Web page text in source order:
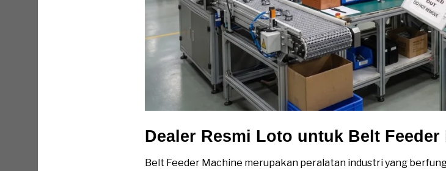
Dealer Resmi Loto untuk Belt Feeder
Belt Feeder Machine merupakan peralatan industri yang